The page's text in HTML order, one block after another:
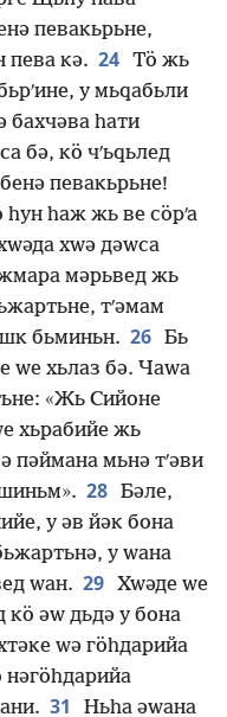
певакьрьне,
пева кә. 24 Тӧ жь
у мьԛабьли
бахчәва һати
бә, кӧ чʹьԛьлед
певакьрьне!
һаж жь ве сӧрʹа
хԝә дәԝса
мәрьвед жь
тʹәмам
бьминьн. 26 Бь
ԝе хьлаз бә. Чаԝа
«Жь Сийоне
хьрабийе жь
пәймана мьнә тʹәви
28 Бәле,
у әв йәк бона
у ԝана
ԝан. 29 Хԝәде ԝе
кӧ әԝ дьдә у бона
ԝә гӧһдарийа
31
Ньһа әԝана